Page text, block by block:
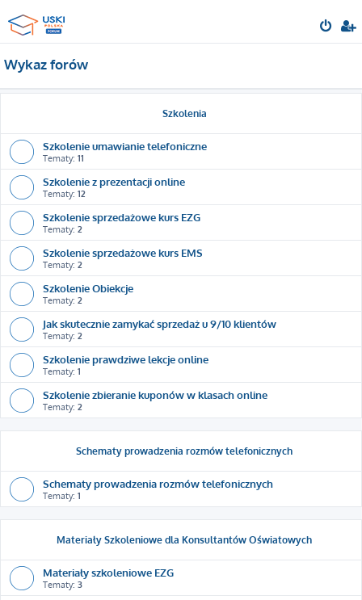
Wykaz forów
Szkolenia
Szkolenie umawianie telefoniczne
Tematy: 11
Szkolenie z prezentacji online
Tematy: 12
Szkolenie sprzedażowe kurs EZG
Tematy: 2
Szkolenie sprzedażowe kurs EMS
Tematy: 2
Szkolenie Obiekcje
Tematy: 2
Jak skutecznie zamykać sprzedaż u 9/10 klientów
Tematy: 2
Szkolenie prawdziwe lekcje online
Tematy: 1
Szkolenie zbieranie kuponów w klasach online
Tematy: 2
Schematy prowadzenia rozmów telefonicznych
Schematy prowadzenia rozmów telefonicznych
Tematy: 1
Materiały Szkoleniowe dla Konsultantów Oświatowych
Materiały szkoleniowe EZG
Tematy: 3